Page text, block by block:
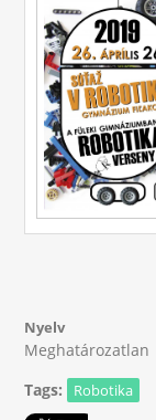
Nyelv
Meghatározatlan
Tags:
Robotika